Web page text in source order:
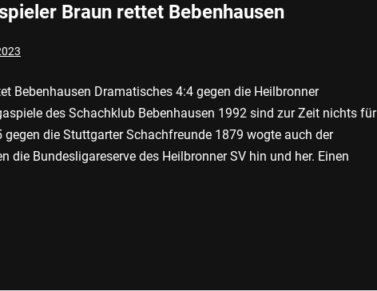
Braun rettet Bebenhausen
Bebenhausen Dramatisches 4:4 gegen die Heilbronner
des Schachklub Bebenhausen 1992 sind zur Zeit nichts für
die Stuttgarter Schachfreunde 1879 wogte auch der
Bundesligareserve des Heilbronner SV hin und her. Einen